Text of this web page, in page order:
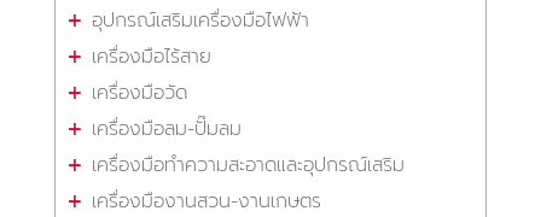
อุปกรณ์เสริมเครื่องมือไฟฟ้า
เครื่องมือไร้สาย
เครื่องมือวัด
เครื่องมือลม-ปั๊มลม
เครื่องมือทำความสะอาดและอุปกรณ์เสริม
เครื่องมืองานสวน-งานเกษตร